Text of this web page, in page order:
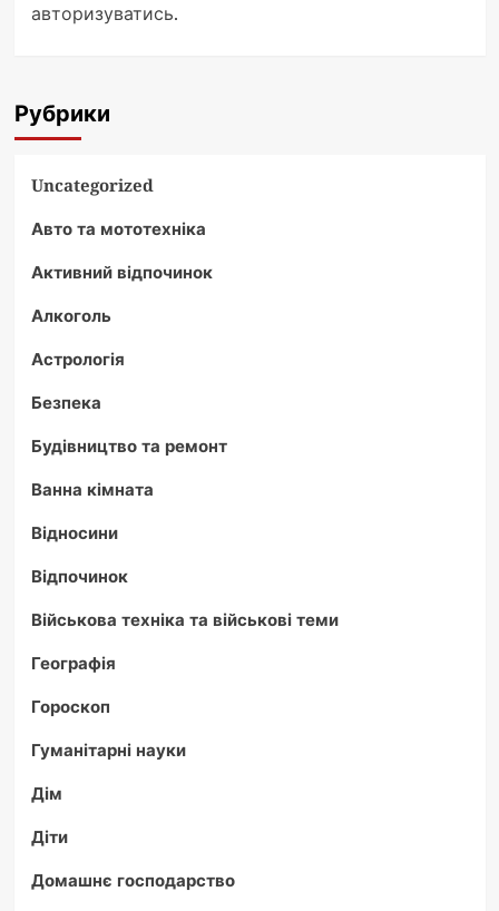
авторизуватись.
Рубрики
Uncategorized
Авто та мототехніка
Активний відпочинок
Алкоголь
Астрологія
Безпека
Будівництво та ремонт
Ванна кімната
Відносини
Відпочинок
Військова техніка та військові теми
Географія
Гороскоп
Гуманітарні науки
Дім
Діти
Домашнє господарство